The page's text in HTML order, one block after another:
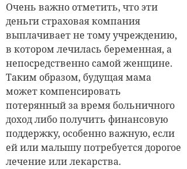
Очень важно отметить, что эти
деньги страховая компания
выплачивает не тому учреждению,
в котором лечилась беременная, а
непосредственно самой женщине.
Таким образом, будущая мама
может компенсировать
потерянный за время больничного
доход либо получить финансовую
поддержку, особенно важную, если
ей или малышу потребуется дорогое
лечение или лекарства.